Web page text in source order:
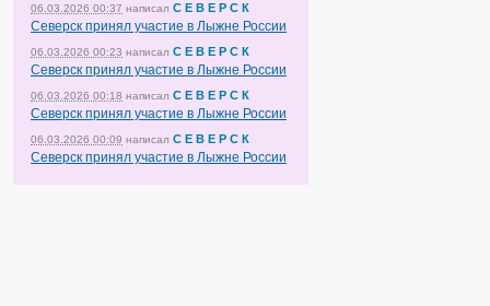
06.03.2026 00:37 написал С Е В Е Р С К
Северск принял участие в Лыжне России
06.03.2026 00:23 написал С Е В Е Р С К
Северск принял участие в Лыжне России
06.03.2026 00:18 написал С Е В Е Р С К
Северск принял участие в Лыжне России
06.03.2026 00:09 написал С Е В Е Р С К
Северск принял участие в Лыжне России